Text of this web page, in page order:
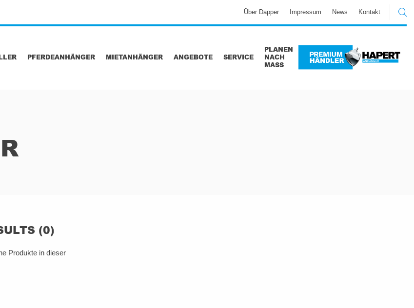
Über Dapper Impressum News Kontakt
PFERDEANHÄNGER MIETANHÄNGER ANGEBOTE SERVICE
PLANEN
NACH
MASS
(0)
Produkte in dieser